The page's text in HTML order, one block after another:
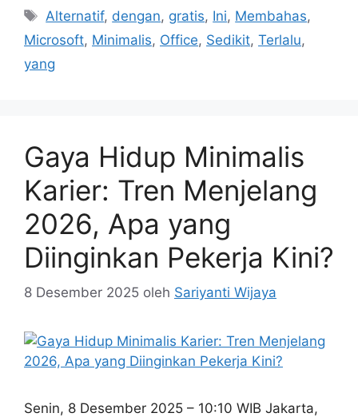
Tag
Alternatif, dengan, gratis, Ini, Membahas,
Microsoft, Minimalis, Office, Sedikit, Terlalu,
yang
Gaya Hidup Minimalis
Karier: Tren Menjelang
2026, Apa yang
Diinginkan Pekerja Kini?
8 Desember 2025 oleh Sariyanti Wijaya
Senin, 8 Desember 2025 – 10:10 WIB Jakarta,